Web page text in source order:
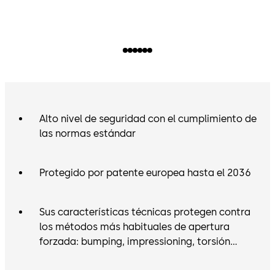
Alto nivel de seguridad con el cumplimiento de
las normas estándar
Protegido por patente europea hasta el 2036
Sus características técnicas protegen contra
los métodos más habituales de apertura
forzada: bumping, impressioning, torsión…